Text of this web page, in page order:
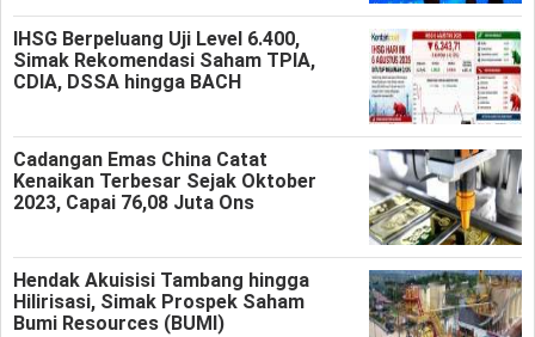
IHSG Berpeluang Uji Level 6.400,
Simak Rekomendasi Saham TPIA,
CDIA, DSSA hingga BACH
Cadangan Emas China Catat
Kenaikan Terbesar Sejak Oktober
2023, Capai 76,08 Juta Ons
Hendak Akuisisi Tambang hingga
Hilirisasi, Simak Prospek Saham
Bumi Resources (BUMI)